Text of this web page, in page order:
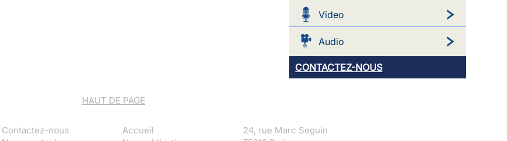
Video
Audio
CONTACTEZ-NOUS
HAUT DE PAGE
Contactez-nous
Accueil
24, rue Marc Seguin